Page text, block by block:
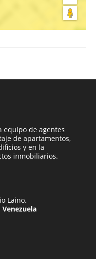
equipo de agentes
de apartamentos,
y en la
inmobiliarios.
Laino.